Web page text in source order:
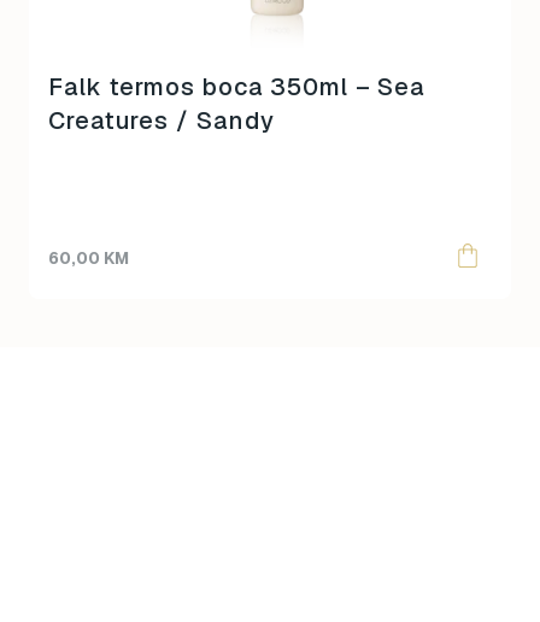
Falk termos boca 350ml – Sea
Creatures / Sandy
60,00 KM